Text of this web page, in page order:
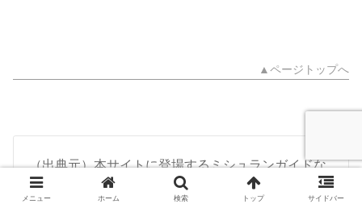
▲ページトップへ
（出典元）本サイトに登場するミシュランガイドな
どの各名称とそのデータに関する出典元URLは次の
メニュー ホーム 検索 トップ サイドバー